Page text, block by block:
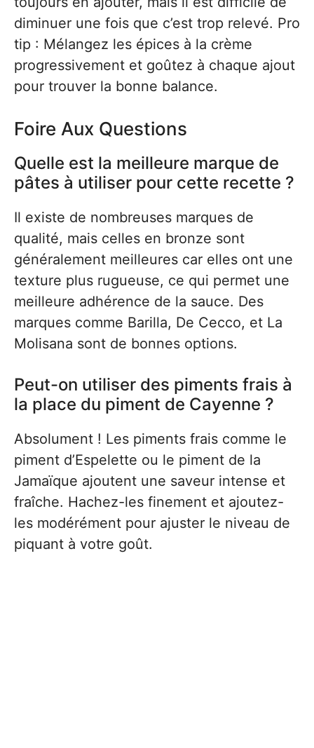
diminuer une fois que c’est trop relevé. Pro
tip : Mélangez les épices à la crème
progressivement et goûtez à chaque ajout
pour trouver la bonne balance.
Foire Aux Questions
Quelle est la meilleure marque de
pâtes à utiliser pour cette recette ?
Il existe de nombreuses marques de
qualité, mais celles en bronze sont
généralement meilleures car elles ont une
texture plus rugueuse, ce qui permet une
meilleure adhérence de la sauce. Des
marques comme Barilla, De Cecco, et La
Molisana sont de bonnes options.
Peut-on utiliser des piments frais à
la place du piment de Cayenne ?
Absolument ! Les piments frais comme le
piment d’Espelette ou le piment de la
Jamaïque ajoutent une saveur intense et
fraîche. Hachez-les finement et ajoutez-
les modérément pour ajuster le niveau de
piquant à votre goût.